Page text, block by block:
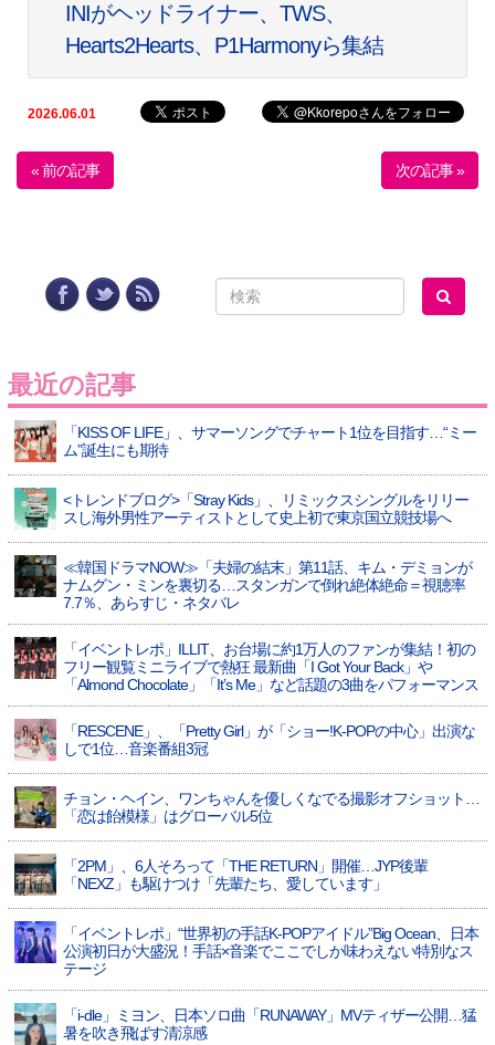
INIがヘッドライナー、TWS、
Hearts2Hearts、P1Harmonyら集結
2026.06.01
« 前の記事 次の記事 »
最近の記事
「KISS OF LIFE」、サマーソングでチャート1位を目指す…“ミー
ム”誕生にも期待
<トレンドブログ>「Stray Kids」、リミックスシングルをリリー
スし海外男性アーティストとして史上初で東京国立競技場へ
≪韓国ドラマNOW≫「夫婦の結末」第11話、キム・デミョンが
ナムグン・ミンを裏切る…スタンガンで倒れ絶体絶命＝視聴率
7.7％、あらすじ・ネタバレ
「イベントレポ」ILLIT、お台場に約1万人のファンが集結！初の
フリー観覧ミニライブで熱狂 最新曲「I Got Your Back」や
「Almond Chocolate」「It’s Me」など話題の3曲をパフォーマンス
「RESCENE」、「Pretty Girl」が「ショー!K-POPの中心」出演な
しで1位…音楽番組3冠
チョン・ヘイン、ワンちゃんを優しくなでる撮影オフショット…
「恋は飴模様」はグローバル5位
「2PM」、6人そろって「THE RETURN」開催…JYP後輩
「NEXZ」も駆けつけ「先輩たち、愛しています」
「イベントレポ」“世界初の手話K-POPアイドル”Big Ocean、日本
公演初日が大盛況！手話×音楽でここでしか味わえない特別なス
テージ
「i-dle」ミヨン、日本ソロ曲「RUNAWAY」MVティザー公開…猛
暑を吹き飛ばす清涼感